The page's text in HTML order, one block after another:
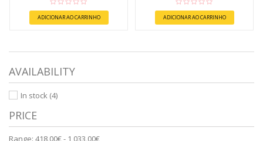
ADICIONAR AO CARRINHO ADICIONAR AO CARRINHO
AVAILABILITY
In stock (4)
PRICE
Range: 418,00€ - 1 033,00€